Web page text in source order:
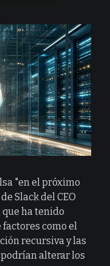
"en el próximo
Slack del CEO
ha tenido
como el
recursiva y las
alterar los